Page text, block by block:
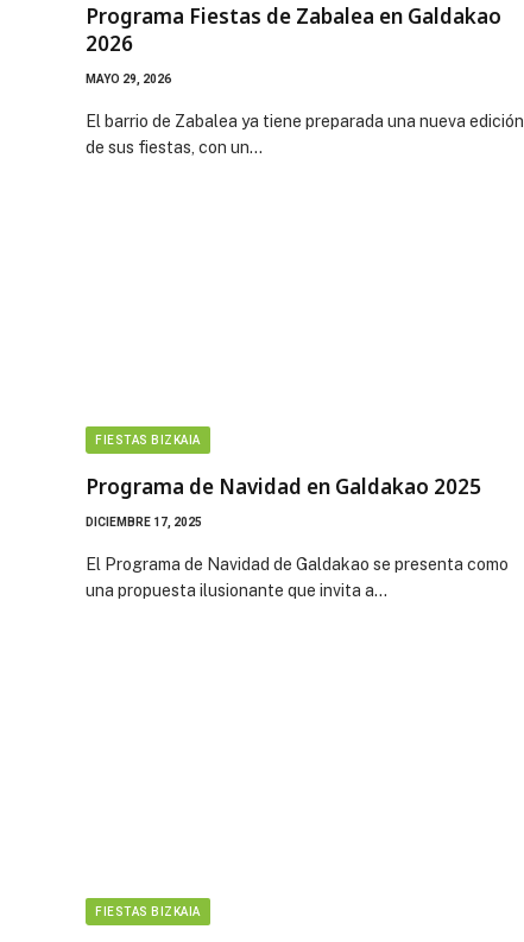
Programa Fiestas de Zabalea en Galdakao
2026
MAYO 29, 2026
El barrio de Zabalea ya tiene preparada una nueva edición
de sus fiestas, con un…
FIESTAS BIZKAIA
Programa de Navidad en Galdakao 2025
DICIEMBRE 17, 2025
El Programa de Navidad de Galdakao se presenta como
una propuesta ilusionante que invita a…
FIESTAS BIZKAIA